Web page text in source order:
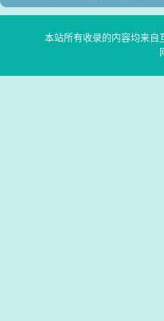
本站所有收录的内容均来自